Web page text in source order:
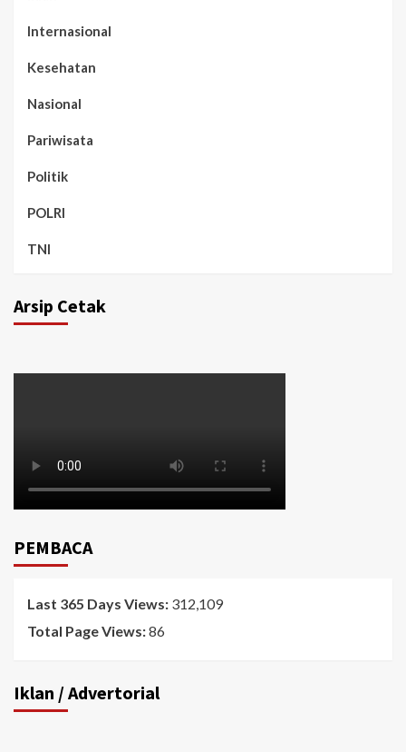
Internasional
Kesehatan
Nasional
Pariwisata
Politik
POLRI
TNI
Arsip Cetak
PEMBACA
Last 365 Days Views: 312,109
Total Page Views:86
Iklan / Advertorial